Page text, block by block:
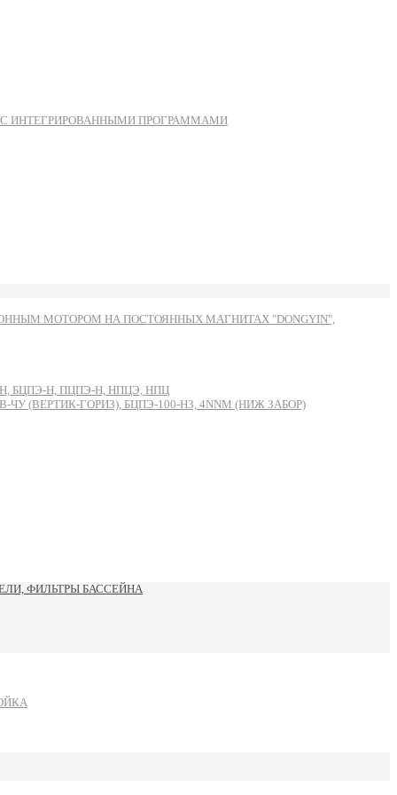
ИНТЕГРИРОВАННЫМИ ПРОГРАММАМИ
МОТОРОМ НА ПОСТОЯННЫХ МАГНИТАХ "DONGYIN",
БЦПЭ-Н, ПЦПЭ-Н, НПЦЭ, НПЦ
(ВЕРТИК-ГОРИЗ), БЦПЭ-100-НЗ, 4NNM (НИЖ ЗАБОР)
ФИЛЬТРЫ БАССЕЙНА